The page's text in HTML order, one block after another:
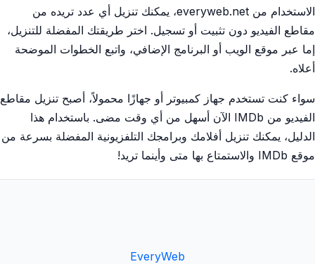
الاستخدام من everyweb.net، يمكنك تنزيل أي عدد تريده من
مقاطع الفيديو دون تثبيت أو تسجيل. اختر طريقتك المفضلة للتنزيل،
إما عبر موقع الويب أو البرنامج الإضافي، واتبع الخطوات الموضحة
أعلاه.
سواء كنت تستخدم جهاز كمبيوتر أو جهازًا محمولاً، أصبح تنزيل مقاطع
الفيديو من IMDb الآن أسهل من أي وقت مضى. باستخدام هذا
الدليل، يمكنك تنزيل أفلامك وبرامجك التلفزيونية المفضلة بسرعة من
موقع IMDb والاستمتاع بها متى وأينما تريد!
EveryWeb